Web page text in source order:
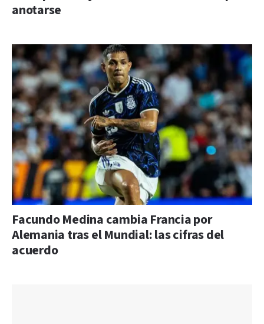
anotarse
Facundo Medina cambia Francia por
Alemania tras el Mundial: las cifras del
acuerdo